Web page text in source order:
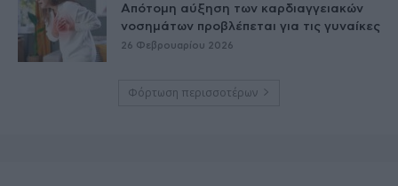
Απότομη αύξηση των καρδιαγγειακών
νοσημάτων προβλέπεται για τις γυναίκες
26 Φεβρουαρίου 2026
Φόρτωση περισσοτέρων